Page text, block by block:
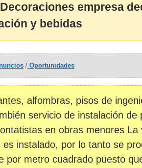
empresa
y bebidas
/ Oportunidades
alfombras, pisos de
servicio de instalación de
en obras menores La
es instalado, por lo tanto se
por metro cuadrado puesto